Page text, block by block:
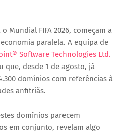
Mundial FIFA 2026, começam a
paralela. A equipa de
Software Technologies Ltd.
que, desde 1 de agosto, já
domínios com referências à
anfitriãs.
domínios parecem
em conjunto, revelam algo